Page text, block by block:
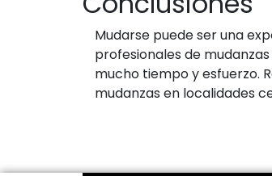
Mudarse puede ser una
profesionales de
mucho tiempo y esfuerzo.
mudanzas en localidades